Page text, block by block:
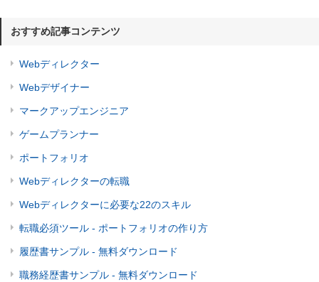
おすすめ記事コンテンツ
Webディレクター
Webデザイナー
マークアップエンジニア
ゲームプランナー
ポートフォリオ
Webディレクターの転職
Webディレクターに必要な22のスキル
転職必須ツール - ポートフォリオの作り方
履歴書サンプル - 無料ダウンロード
職務経歴書サンプル - 無料ダウンロード